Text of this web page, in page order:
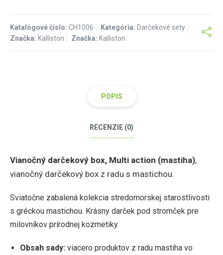
Katalógové číslo: CH1006 Kategória: Darčekové sety
Značka: Kalliston Značka: Kalliston
POPIS
RECENZIE (0)
Vianočný darčekový box, Multi action (mastiha),
vianočný darčekový box z radu s mastichou.
Sviatočne zabalená kolekcia stredomorskej starostlivosti
s gréckou mastichou. Krásny darček pod stromček pre
milovníkov prírodnej kozmetiky.
Obsah sady: viacero produktov z radu mastiha vo